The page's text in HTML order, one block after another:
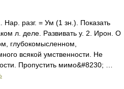
разг. = Ум (1 зн.). Показать
л. деле. Развивать у. 2. Ирон. О
глубокомысленном,
всякой умственности. Не
Пропустить мимо&#8230; …